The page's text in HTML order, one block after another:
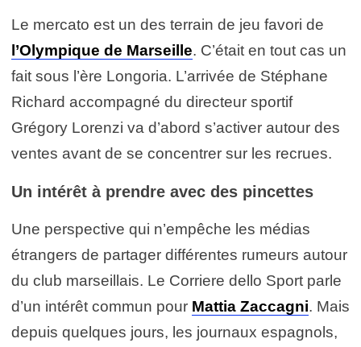
Le mercato est un des terrain de jeu favori de
l’Olympique de Marseille. C’était en tout cas un
fait sous l’ère Longoria. L’arrivée de Stéphane
Richard accompagné du directeur sportif
Grégory Lorenzi va d’abord s’activer autour des
ventes avant de se concentrer sur les recrues.
Un intérêt à prendre avec des pincettes
Une perspective qui n’empêche les médias
étrangers de partager différentes rumeurs autour
du club marseillais. Le Corriere dello Sport parle
d’un intérêt commun pour Mattia Zaccagni. Mais
depuis quelques jours, les journaux espagnols,